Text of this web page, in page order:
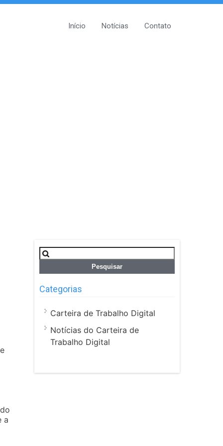
Início Notícias Contato
a
Pesquisar
por:
Categorias
Carteira de Trabalho Digital
Notícias do Carteira de
Trabalho Digital